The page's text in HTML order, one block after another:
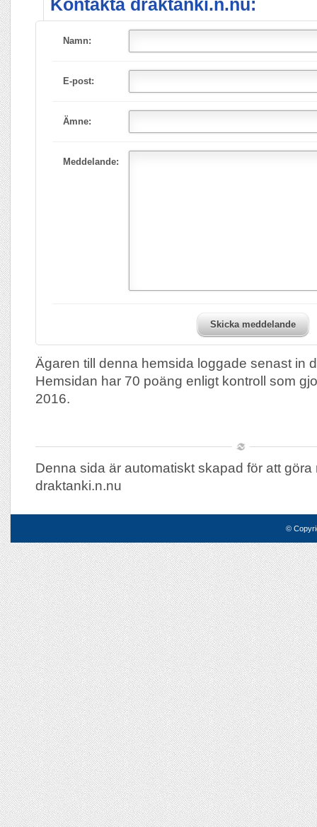
Kontakta draktanki.n.nu:
Namn:
E-post:
Ämne:
Meddelande:
Skicka meddelande
Ägaren till denna hemsida loggade senast in
Hemsidan har 70 poäng enligt kontroll som
2016.
Denna sida är automatiskt skapad för att göra
draktanki.n.nu
©